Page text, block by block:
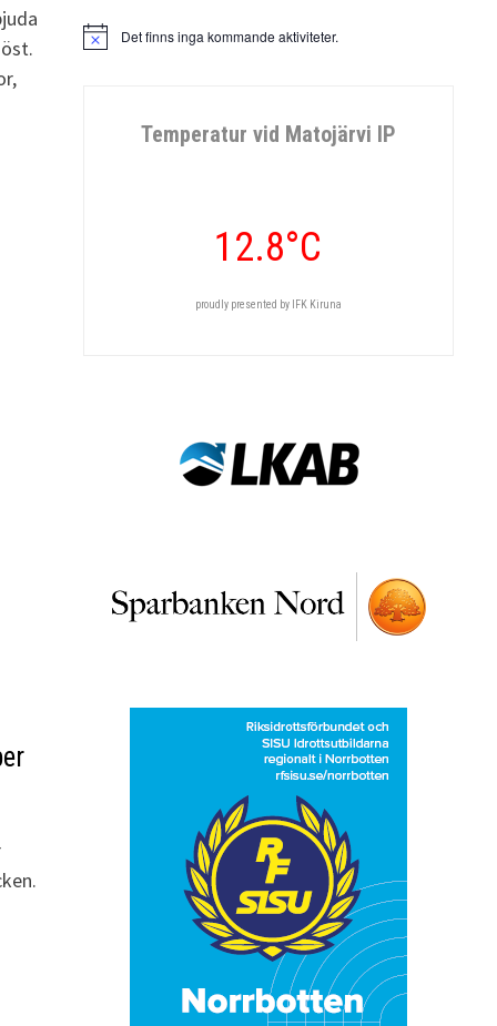
Notis Det finns inga kommande aktiviteter.
Temperatur vid Matojärvi IP
12.8°C
proudly presented by IFK Kiruna